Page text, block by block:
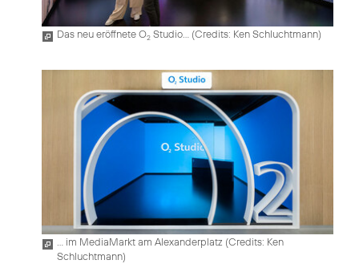
Das neu eröffnete O2 Studio... (Credits: Ken Schluchtmann)
... im MediaMarkt am Alexanderplatz (Credits: Ken
Schluchtmann)